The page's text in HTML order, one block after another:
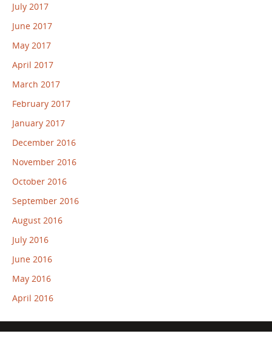
July 2017
June 2017
May 2017
April 2017
March 2017
February 2017
January 2017
December 2016
November 2016
October 2016
September 2016
August 2016
July 2016
June 2016
May 2016
April 2016